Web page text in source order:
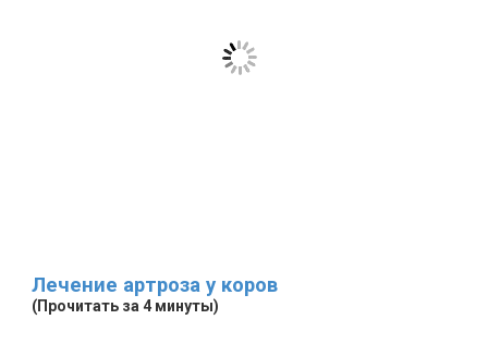
Лечение артроза у коров
(Прочитать за 4 минуты)